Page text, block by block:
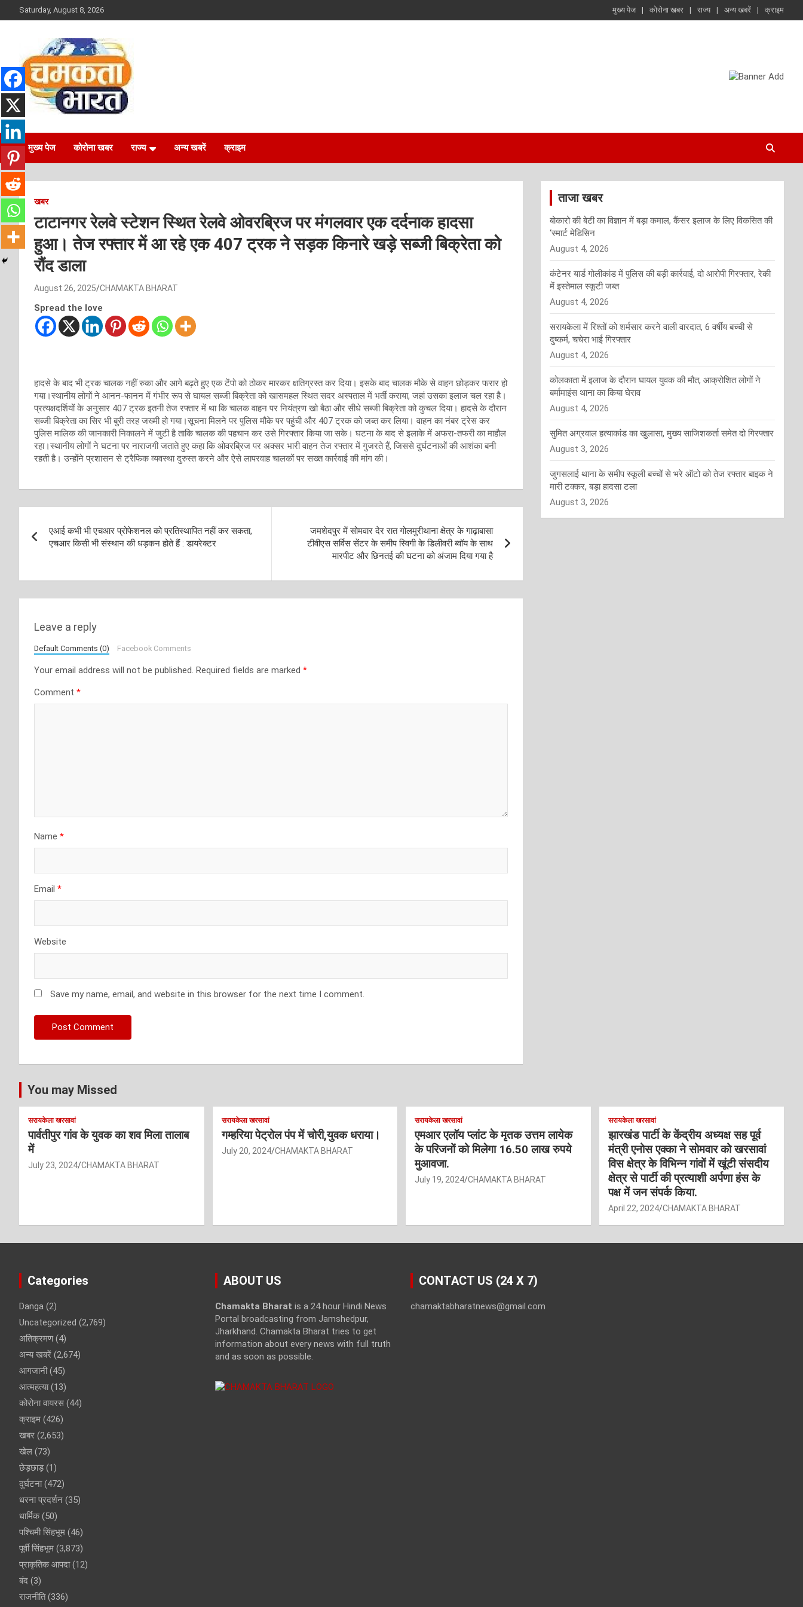
to
Saturday, August 8, 2026 मुख्य पेज कोरोना खबर राज्य अन्य खबरें क्राइम
CHAMAKTA BHARAT
NEWS
मुख्य पेज कोरोना खबर राज्य अन्य खबरें क्राइम
खबर
टाटानगर रेलवे स्टेशन स्थित रेलवे ओवरब्रिज पर मंगलवार एक दर्दनाक हादसा
हुआ। तेज रफ्तार में आ रहे एक 407 ट्रक ने सड़क किनारे खड़े सब्जी बिक्रेता को
रौंद डाला
August 26, 2025 CHAMAKTA BHARAT
Spread the love
हादसे के बाद भी ट्रक चालक नहीं रुका और आगे बढ़ते हुए एक टेंपो को ठोकर मारकर क्षतिग्रस्त कर दिया। इसके बाद चालक मौके से वाहन छोड़कर फरार हो
गया।स्थानीय लोगों ने आनन-फानन में गंभीर रूप से घायल सब्जी बिक्रेता को खासमहल स्थित सदर अस्पताल में भर्ती कराया, जहां उसका इलाज चल रहा है।
प्रत्यक्षदर्शियों के अनुसार 407 ट्रक इतनी तेज रफ्तार में था कि चालक वाहन पर नियंत्रण खो बैठा और सीधे सब्जी बिक्रेता को कुचल दिया। हादसे के दौरान
सब्जी बिक्रेता का सिर भी बुरी तरह जख्मी हो गया।सूचना मिलने पर पुलिस मौके पर पहुंची और 407 ट्रक को जब्त कर लिया। वाहन का नंबर ट्रेस कर
पुलिस मालिक की जानकारी निकालने में जुटी है ताकि चालक की पहचान कर उसे गिरफ्तार किया जा सके। घटना के बाद से इलाके में अफरा-तफरी का माहौल
रहा।स्थानीय लोगों ने घटना पर नाराजगी जताते हुए कहा कि ओवरब्रिज पर अक्सर भारी वाहन तेज रफ्तार में गुजरते हैं, जिससे दुर्घटनाओं की आशंका बनी
रहती है। उन्होंने प्रशासन से ट्रैफिक व्यवस्था दुरुस्त करने और ऐसे लापरवाह चालकों पर सख्त कार्रवाई की मांग की।
navigation
एआई कभी भी एचआर प्रोफेशनल को प्रतिस्थापित नहीं कर सकता,
एचआर किसी भी संस्थान की धड़कन होते हैं : डायरेक्टर
जमशेदपुर में सोमवार देर रात गोलमुरीथाना क्षेत्र के गाढ़ाबासा
टीवीएस सर्विस सेंटर के समीप स्विगी के डिलीवरी ब्वॉय के साथ
मारपीट और छिनतई की घटना को अंजाम दिया गया है
Leave a reply
Default Comments (0) Facebook Comments
Your email address will not be published. Required fields are marked *
Comment *
Name *
Email *
Website
Save my name, email, and website in this browser for the next time I comment.
ताजा खबर
बोकारो की बेटी का विज्ञान में बड़ा कमाल, कैंसर इलाज के लिए विकसित की
‘स्मार्ट मेडिसिन
August 4, 2026
कंटेनर यार्ड गोलीकांड में पुलिस की बड़ी कार्रवाई, दो आरोपी गिरफ्तार, रेकी
में इस्तेमाल स्कूटी जब्त
August 4, 2026
सरायकेला में रिश्तों को शर्मसार करने वाली वारदात, 6 वर्षीय बच्ची से
दुष्कर्म, चचेरा भाई गिरफ्तार
August 4, 2026
कोलकाता में इलाज के दौरान घायल युवक की मौत, आक्रोशित लोगों ने
बर्मामाइंस थाना का किया घेराव
August 4, 2026
सुमित अग्रवाल हत्याकांड का खुलासा, मुख्य साजिशकर्ता समेत दो गिरफ्तार
August 3, 2026
जुगसलाई थाना के समीप स्कूली बच्चों से भरे ऑटो को तेज रफ्तार बाइक ने
मारी टक्कर, बड़ा हादसा टला
August 3, 2026
You may Missed
सरायकेला खरसावां
पार्वतीपुर गांव के युवक का शव मिला तालाब
में
July 23, 2024 CHAMAKTA BHARAT
सरायकेला खरसावां
गम्हरिया पेट्रोल पंप में चोरी,युवक धराया।
July 20, 2024 CHAMAKTA BHARAT
सरायकेला खरसावां
एमआर एलॉय प्लांट के मृतक उत्तम लायेक
के परिजनों को मिलेगा 16.50 लाख रुपये
मुआवजा.
July 19, 2024 CHAMAKTA BHARAT
सरायकेला खरसावां
झारखंड पार्टी के केंद्रीय अध्यक्ष सह पूर्व
मंत्री एनोस एक्का ने सोमवार को खरसावां
विस क्षेत्र के विभिन्न गांवों में खूंटी संसदीय
क्षेत्र से पार्टी की प्रत्याशी अर्पणा हंस के
पक्ष में जन संपर्क किया.
April 22, 2024 CHAMAKTA BHARAT
Categories
Danga (2)
Uncategorized (2,769)
अतिक्रमण(4)
अन्य खबरें (2,674)
आगजानी(45)
आत्महत्या(13)
कोरोना वायरस (44)
क्राइम (426)
खबर (2,653)
खेल (73)
छेड़छाड़(1)
दुर्घटना(472)
धरना प्रदर्शन (35)
धार्मिक(50)
पश्चिमी सिंहभूम (46)
पूर्वी सिंहभूम (3,873)
प्राकृतिक आपदा(12)
बंद (3)
राजनीति(336)
ABOUT US
Chamakta Bharat is a 24 hour Hindi News
Portal broadcasting from Jamshedpur,
Jharkhand. Chamakta Bharat tries to get
information about every news with full truth
and as soon as possible.
CONTACT US (24 X 7)
chamaktabharatnews@gmail.com